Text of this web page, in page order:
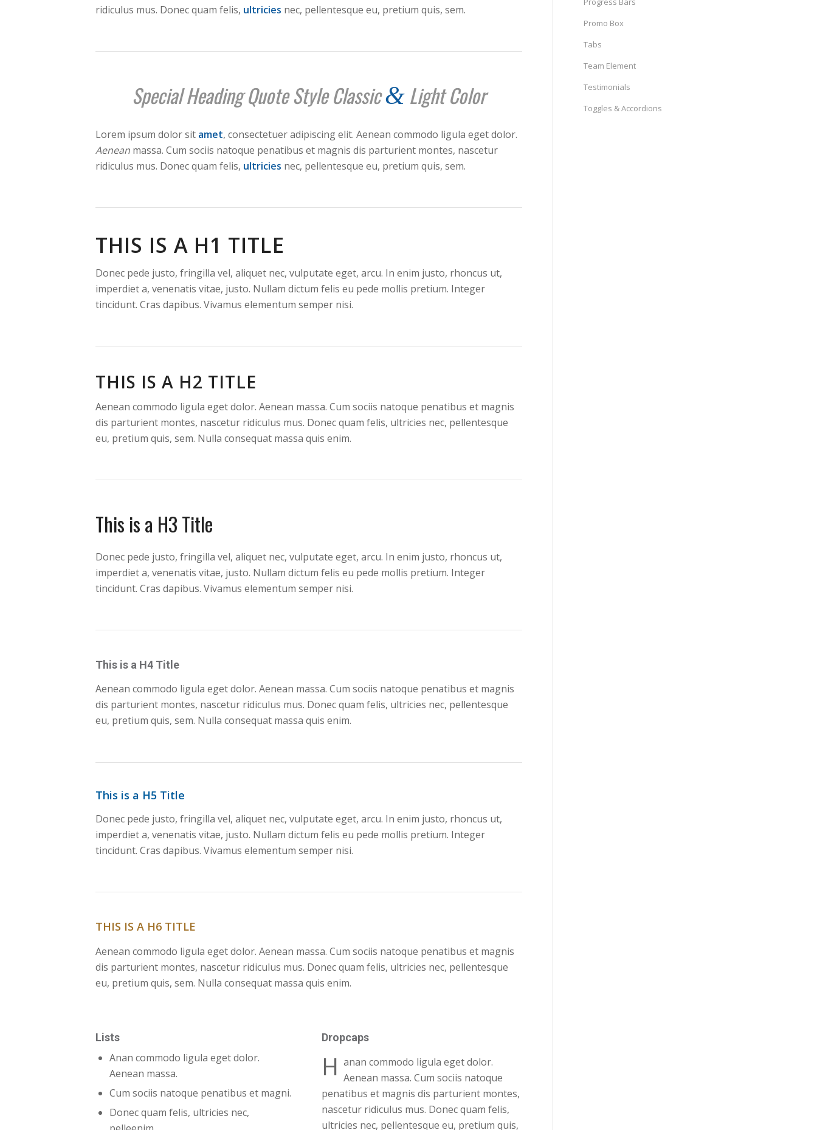
ridiculus mus. Donec quam felis, ultricies nec, pellentesque eu, pretium quis, sem.
Special Heading Quote Style Classic&Light Color
Lorem ipsum dolor sit amet, consectetuer adipiscing elit. Aenean commodo ligula eget dolor.
Aenean massa. Cum sociis natoque penatibus et magnis dis parturient montes, nascetur
ridiculus mus. Donec quam felis, ultricies nec, pellentesque eu, pretium quis, sem.
THIS IS A H1 TITLE
Donec pede justo, fringilla vel, aliquet nec, vulputate eget, arcu. In enim justo, rhoncus ut,
imperdiet a, venenatis vitae, justo. Nullam dictum felis eu pede mollis pretium. Integer
tincidunt. Cras dapibus. Vivamus elementum semper nisi.
THIS IS A H2 TITLE
Aenean commodo ligula eget dolor. Aenean massa. Cum sociis natoque penatibus et magnis
dis parturient montes, nascetur ridiculus mus. Donec quam felis, ultricies nec, pellentesque
eu, pretium quis, sem. Nulla consequat massa quis enim.
This is a H3 Title
Donec pede justo, fringilla vel, aliquet nec, vulputate eget, arcu. In enim justo, rhoncus ut,
imperdiet a, venenatis vitae, justo. Nullam dictum felis eu pede mollis pretium. Integer
tincidunt. Cras dapibus. Vivamus elementum semper nisi.
This is a H4 Title
Aenean commodo ligula eget dolor. Aenean massa. Cum sociis natoque penatibus et magnis
dis parturient montes, nascetur ridiculus mus. Donec quam felis, ultricies nec, pellentesque
eu, pretium quis, sem. Nulla consequat massa quis enim.
This is a H5 Title
Donec pede justo, fringilla vel, aliquet nec, vulputate eget, arcu. In enim justo, rhoncus ut,
imperdiet a, venenatis vitae, justo. Nullam dictum felis eu pede mollis pretium. Integer
tincidunt. Cras dapibus. Vivamus elementum semper nisi.
THIS IS A H6 TITLE
Aenean commodo ligula eget dolor. Aenean massa. Cum sociis natoque penatibus et magnis
dis parturient montes, nascetur ridiculus mus. Donec quam felis, ultricies nec, pellentesque
eu, pretium quis, sem. Nulla consequat massa quis enim.
Lists
Anan commodo ligula eget dolor.
Aenean massa.
Cum sociis natoque penatibus et magni.
Donec quam felis, ultricies nec,
Dropcaps
H anan commodo ligula eget dolor.
Aenean massa. Cum sociis natoque
penatibus et magnis dis parturient montes,
nascetur ridiculus mus. Donec quam felis,
ultricies nec, pellentesque eu, pretium quis,
Promo Box
Tabs
Team Element
Testimonials
Toggles & Accordions